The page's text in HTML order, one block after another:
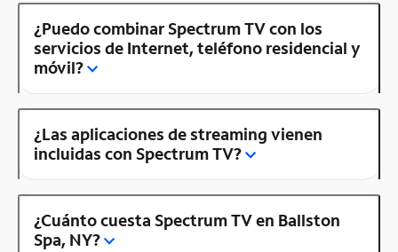
¿Puedo combinar Spectrum TV con los
servicios de Internet, teléfono residencial y
móvil?
¿Las aplicaciones de streaming vienen
incluidas con Spectrum TV?
¿Cuánto cuesta Spectrum TV en Ballston
Spa, NY?